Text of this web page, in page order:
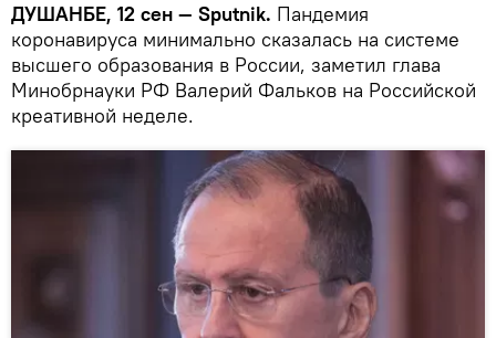
ДУШАНБЕ, 12 сен — Sputnik. Пандемия
коронавируса минимально сказалась на системе
высшего образования в России, заметил глава
Минобрнауки РФ Валерий Фальков на Российской
креативной неделе.